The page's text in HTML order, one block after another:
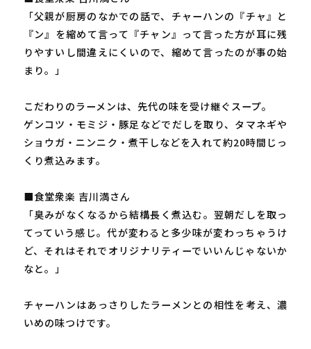
「父親が厨房のなかでの話で、チャーハンの『チャ』と
『ン』を縮めて言って『チャン』って言った方が耳に残
りやすいし間違えにくいので、縮めて言ったのが事の始
まり。」
こだわりのラーメンは、先代の味を受け継ぐスープ。
ゲンコツ・モミジ・豚足などでだしを取り、タマネギや
ショウガ・ニンニク・煮干しなどを入れて約20時間じっ
くり煮込みます。
■食堂衆楽 吉川満さん
「臭みがなくなるから結構長く煮込む。翌朝だしを取っ
てっていう感じ。代が変わると多少味が変わっちゃうけ
ど、それはそれでオリジナリティーでいいんじゃないか
なと。」
チャーハンはあっさりしたラーメンとの相性を考え、濃
いめの味つけです。